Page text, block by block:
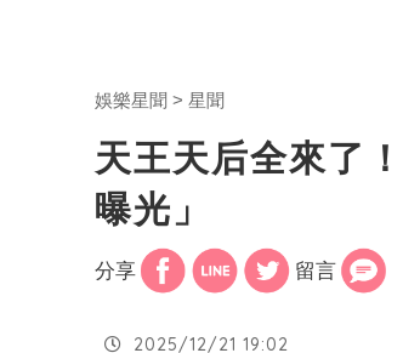
娛樂星聞 星聞
天王天后全來了
曝光」
分享 留言
2025/12/21 19:02